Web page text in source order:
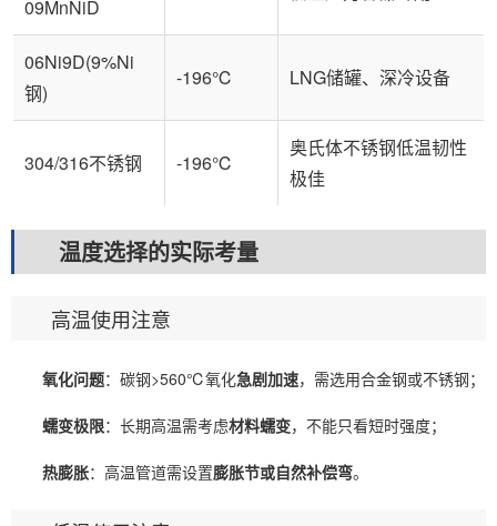
09MnNiD
06Ni9D(9%Ni
钢)
-196℃ LNG储罐、深冷设备
304/316不锈钢 -196℃
奥氏体不锈钢低温韧性
极佳
温度选择的实际考量
高温使用注意
氧化问题：碳钢>560℃氧化急剧加速，需选用合金钢或不锈钢；
蠕变极限：长期高温需考虑材料蠕变，不能只看短时强度；
热膨胀：高温管道需设置膨胀节或自然补偿弯。